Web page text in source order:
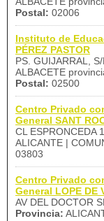
Postal: 02006
Instituto de
PÉREZ PASTOR
PS. GUIJARRAL,
ALBACETE
Postal: 02500
Centro Privado
General SANT
CL ESPRONCEDA
ALICANTE |
03803
Centro Privado
General LOPE DE
AV DEL DOCTOR
Provincia: